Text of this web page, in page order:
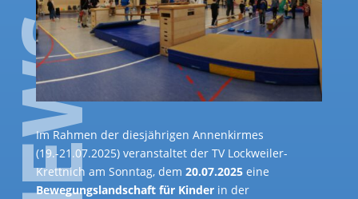
Im Rahmen der diesjährigen Annenkirmes
(19.-21.07.2025) veranstaltet der TV Lockweiler-
Krettnich am Sonntag, dem 20.07.2025eine
Bewegungslandschaft für Kinderin der